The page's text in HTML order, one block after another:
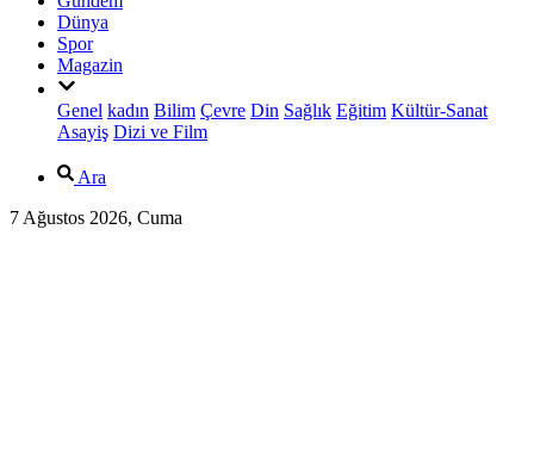
Dünya
Spor
Magazin
Genel kadın Bilim Çevre Din Sağlık Eğitim Kültür-Sanat
Asayiş Dizi ve Film
Ara
7 Ağustos 2026, Cuma